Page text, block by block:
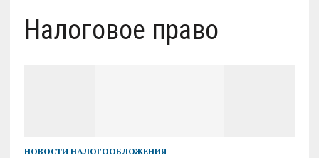
Налоговое право
НОВОСТИ НАЛОГООБЛОЖЕНИЯ